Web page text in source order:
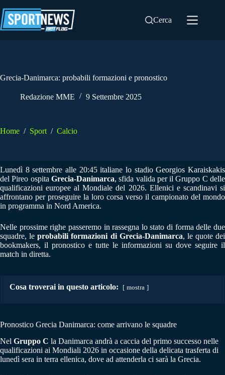
al
contenuto
Cerca
Grecia-Danimarca: probabili formazioni e pronostico
Redazione MME 9 Settembre 2025
Home / Sport / Calcio
Lunedì 8 settembre alle 20:45 italiane lo stadio Georgios Karaiskakis
del Pireo ospita Grecia-Danimarca, sfida valida per il Gruppo C delle
qualificazioni europee al Mondiale del 2026. Ellenici e scandinavi si
affrontano per proseguire la loro corsa verso il campionato del mondo
in programma in Nord America.
Nelle prossime righe passeremo in rassegna lo stato di forma delle due
squadre, leprobabili formazioni di Grecia-Danimarca, le quote dei
bookmakers, il pronostico e tutte le informazioni su dove seguire il
match in diretta.
Cosa troverai in questo articolo: mostra
Pronostico Grecia Danimarca: come arrivano le squadre
Nel Gruppo C la Danimarca andrà a caccia del primo successo nelle
qualificazioni ai Mondiali 2026 in occasione della delicata trasferta di
lunedì sera in terra ellenica, dove ad attenderla ci sarà la Grecia.